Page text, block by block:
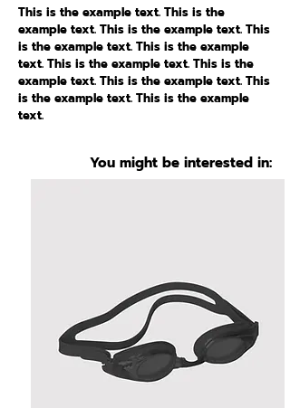
This is the example text. This is the
example text. This is the example text. This
is the example text. This is the example
text. This is the example text. This is the
example text. This is the example text. This
is the example text. This is the example
text.
You might be interested in: